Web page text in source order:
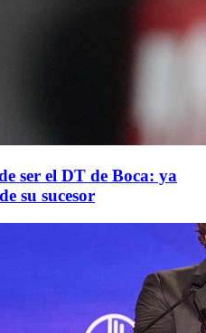
ser el DT de Boca: ya
su sucesor